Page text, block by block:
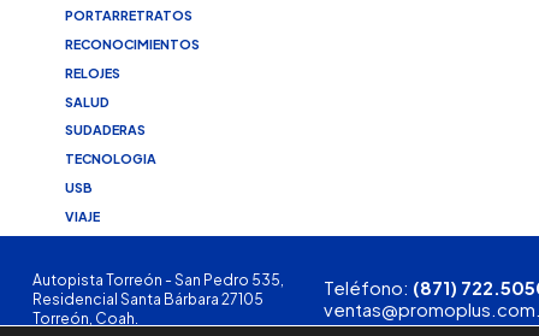
PORTARRETRATOS
RECONOCIMIENTOS
RELOJES
SALUD
SUDADERAS
TECNOLOGIA
USB
VIAJE
Autopista Torreón - San Pedro 535,
Residencial Santa Bárbara 27105
Torreón, Coah.
Teléfono: (871)